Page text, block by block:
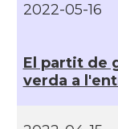
2022-05-16
El partit de
verda a